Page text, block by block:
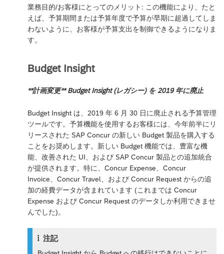
業務目的/お客様にとってのメリット: この機能により、たと
えば、予算期間または予算年度で予算が早期に超過してしま
わないように、お客様が予算支出を制御できるようになりま
す。
Budget Insight
**計画変更** Budget Insight (レガシー) を 2019 年に廃止
Budget Insight は、2019 年 6 月 30 日に廃止される予算管理
ツールです。予算機能を使用するお客様には、今年前半にリ
リースされた SAP Concur の新しい Budget 製品を購入する
ことをお奨めします。新しい Budget 機能では、豊富な機
能、改善された UI、および SAP Concur 製品との追加統合
が提供されます。特に、Concur Expense、Concur
Invoice、Concur Travel、および Concur Request からの追
加の経費データが含まれています (これまでは Concur
Expense および Concur Request のデータしか利用できませ
んでした)。
注記